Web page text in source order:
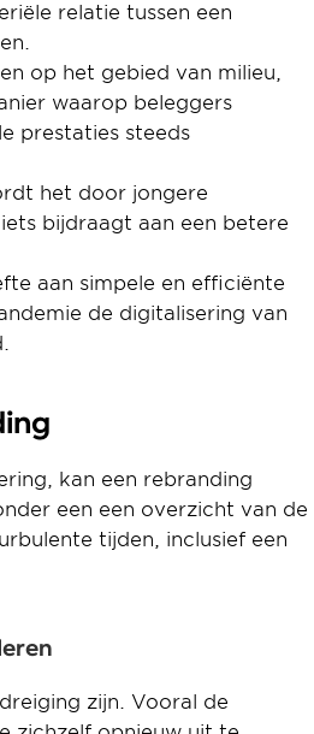
relatie tussen een
op het gebied van milieu,
waarop beleggers
prestaties steeds
het door jongere
bijdraagt aan een betere
aan simpele en efficiënte
de digitalisering van
kan een rebranding
een een overzicht van de
tijden, inclusief een
zijn. Vooral de